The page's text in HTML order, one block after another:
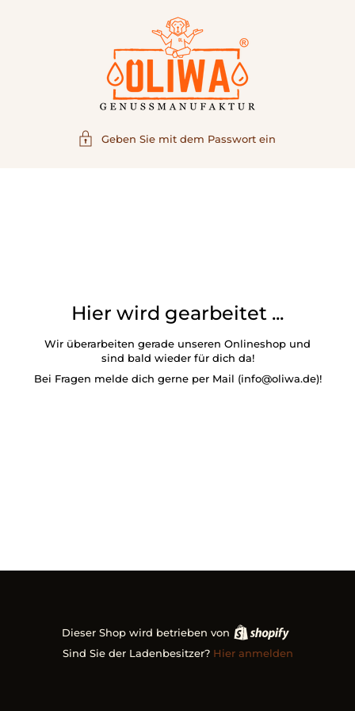
Geben Sie mit dem Passwort ein
Hier wird gearbeitet ...
Wir überarbeiten gerade unseren Onlineshop und
sind bald wieder für dich da!
Bei Fragen melde dich gerne per Mail (info@oliwa.de)!
Dieser Shop wird betrieben von
Sind Sie der Ladenbesitzer? Hier anmelden